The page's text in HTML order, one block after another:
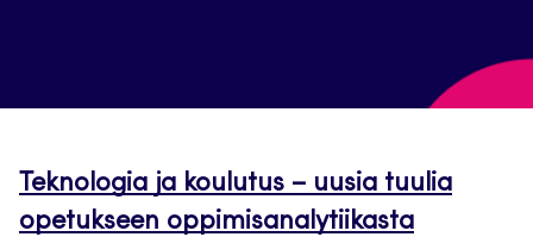
Teknologia ja koulutus – uusia tuulia
opetukseen oppimisanalytiikasta